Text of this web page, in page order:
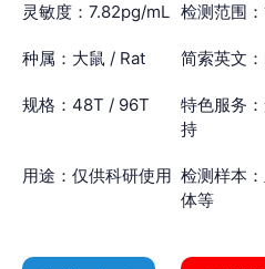
灵敏度：7.82pg/mL 检测范围
种属：大鼠 / Rat 简索英文
规格：48T / 96T
特色服务
持
用途：仅供科研使用 检测样本
体等